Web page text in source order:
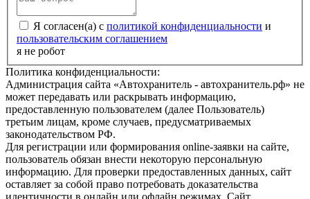
Я согласен(а) с политикой конфиденциальности и
пользовательским соглашением
я не робот
Политика конфиденциальности:
Администрация сайта «Автохранитель - автохранитель.рф» не
может передавать или раскрывать информацию,
предоставленную пользователем (далее Пользователь)
третьим лицам, кроме случаев, предусматриваемых
законодательством РФ.
Для регистрации или формирования online-заявки на сайте,
пользователь обязан внести некоторую персональную
информацию. Для проверки предоставленных данных, сайт
оставляет за собой право потребовать доказательства